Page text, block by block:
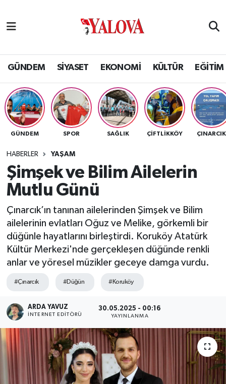
GÜNDEM SİYASET EKONOMİ KÜLTÜR EĞİTİM
GÜNDEM SPOR SAĞLIK ÇİFTLİKKÖY ÇINARCIK
HABERLER YAŞAM
Şimşek ve Bilim Ailelerin
Mutlu Günü
Çınarcık’ın tanınan ailelerinden Şimşek ve Bilim
ailelerinin evlatları Oğuz ve Melike, görkemli bir
düğünle hayatlarını birleştirdi. Koruköy Atatürk
Kültür Merkezi'nde gerçekleşen düğünde renkli
anlar ve yöresel müzikler geceye damga vurdu.
#Çınarcık #Düğün #Koruköy
ARDA YAVUZ
İNTERNET EDITÖRÜ
30.05.2025 - 00:16
YAYINLANMA
SİYASET
EKONOMİ
KÜLTÜR
BİLİM VE TEKNOLOJİ
ASAYİŞ
SAĞLIK
SPOR
ULUSAL
Yalova Nöbetçi Eczaneler
Yalova Hava Durumu
Yalova Namaz Vakitleri
Yalova Trafik Yoğunluk Haritası
Tüm Manşetler
Son Dakika Haberleri
Haber Arşivi